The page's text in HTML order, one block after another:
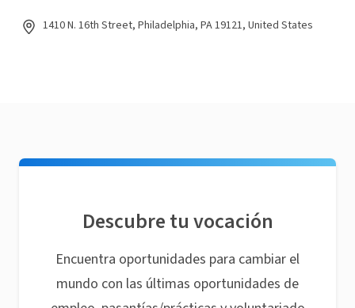
1410 N. 16th Street, Philadelphia, PA 19121, United States
Descubre tu vocación
Encuentra oportunidades para cambiar el
mundo con las últimas oportunidades de